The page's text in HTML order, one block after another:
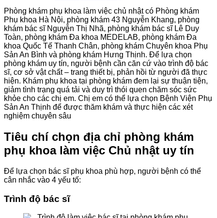
Phòng khám phụ khoa làm việc chủ nhật có Phòng khám
Phụ khoa Hà Nội, phòng khám 43 Nguyễn Khang, phòng
khám bác sĩ Nguyễn Thị Nhã, phòng khám bác sĩ Lê Duy
Toàn, phòng khám Đa khoa MEDELAB, phòng khám Đa
khoa Quốc Tế Thanh Chân, phòng khám Chuyên khoa Phụ
Sản An Bình và phòng khám Hưng Thịnh. Để lựa chọn
phòng khám uy tín, người bệnh cần căn cứ vào trình độ bác
sĩ, cơ sở vật chất – trang thiết bị, phản hồi từ người đã thực
hiện. Khám phụ khoa tại phòng khám đem lại sự thuận tiện,
giảm tình trạng quá tải và duy trì thói quen chăm sóc sức
khỏe cho các chị em. Chị em có thể lựa chọn Bệnh Viện Phụ
Sản An Thịnh để được thăm khám và thực hiện các xét
nghiệm chuyên sâu
Tiêu chí chọn địa chỉ phòng khám
phụ khoa làm việc Chủ nhật uy tín
Để lựa chọn bác sĩ phụ khoa phù hợp, người bệnh có thể
cân nhắc vào 4 yếu tố:
Trình độ bác sĩ